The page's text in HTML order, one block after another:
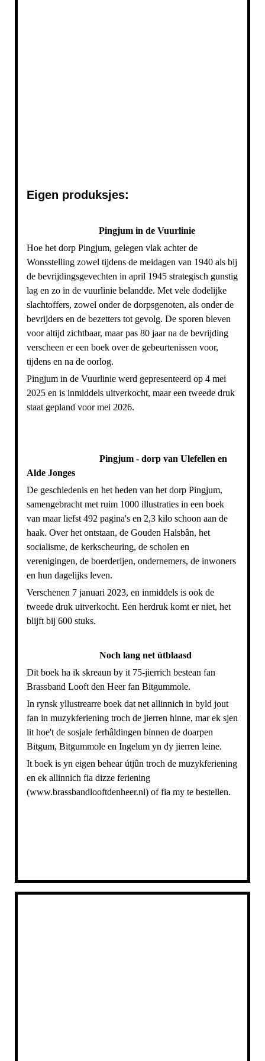
Eigen produksjes:
Pingjum in de Vuurlinie
Hoe het dorp Pingjum, gelegen vlak achter de
Wonsstelling zowel tijdens de meidagen van 1940 als bij
de bevrijdingsgevechten in april 1945 strategisch gunstig
lag en zo in de vuurlinie belandde. Met vele dodelijke
slachtoffers, zowel onder de dorpsgenoten, als onder de
bevrijders en de bezetters tot gevolg. De sporen bleven
voor altijd zichtbaar, maar pas 80 jaar na de bevrijding
verscheen er een boek over de gebeurtenissen voor,
tijdens en na de oorlog.
Pingjum in de Vuurlinie werd gepresenteerd op 4 mei
2025 en is inmiddels uitverkocht, maar een tweede druk
staat gepland voor mei 2026.
Pingjum - dorp van Ulefellen en
Alde Jonges
De geschiedenis en het heden van het dorp Pingjum,
samengebracht met ruim 1000 illustraties in een boek
van maar liefst 492 pagina's en 2,3 kilo schoon aan de
haak. Over het ontstaan, de Gouden Halsbân, het
socialisme, de kerkscheuring, de scholen en
verenigingen, de boerderijen, ondernemers, de inwoners
en hun dagelijks leven.
Verschenen 7 januari 2023, en inmiddels is ook de
tweede druk uitverkocht. Een herdruk komt er niet, het
blijft bij 600 stuks.
Noch lang net útblaasd
Dit boek ha ik skreaun by it 75-jierrich bestean fan
Brassband Looft den Heer fan Bitgummole.
In rynsk yllustrearre boek dat net allinnich in byld jout
fan in muzykferiening troch de jierren hinne, mar ek sjen
lit hoe't de sosjale ferhâldingen binnen de doarpen
Bitgum, Bitgummole en Ingelum yn dy jierren leine.
It boek is yn eigen behear útjûn troch de muzykferiening
en ek allinnich fia dizze feriening
(www.brassbandlooftdenheer.nl) of fia my te bestellen.